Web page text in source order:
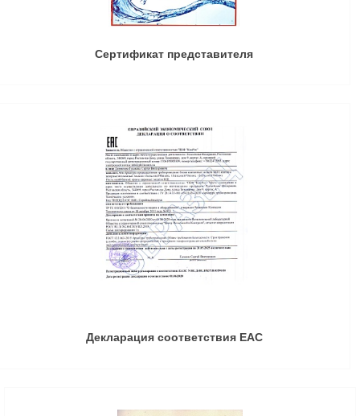
Сертификат представителя
Декларация соответствия ЕАС